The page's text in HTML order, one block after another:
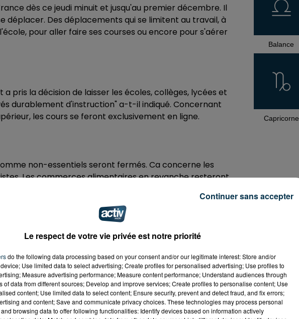
dès ce jeudi minuit et jusqu'au premier décembre. Il
déplacer. Des déplacements qui se limitent au travail, à
pour aller faire ses courses ou encore pour s'aérer
pris la décision de laisser les écoles, collèges, lycées et
durablement d'instruction" a-t-il indiqué. Concernant
les cours se feront exclusivement en ligne.
non-essentiels seront fermés. Ca concerne les
Les commerces alimentaires en revanche resteront
ou encore les pharmacies.
généralisé" a déclaré le chef de l'Etat. Malgré cela , les
des travaux publics et celui des services publics
Les frontières ne seront en revanche pas
Balance
Capricorne
Le respect de votre vie privée est notre priorité
do the following data processing based on your consent and/or our legitimate interest: Store and/or
Use limited data to select advertising; Create profiles for personalised advertising; Use profiles to
Measure advertising performance; Measure content performance; Understand audiences through
of data from different sources; Develop and improve services; Create profiles to personalise content; Use
content; Use limited data to select content; Ensure security, prevent and detect fraud, and fix errors;
and content; Save and communicate privacy choices. These technologies may process personal
browsing data to offer following functionalities: Identify devices based on information actively
Continuer sans accepter